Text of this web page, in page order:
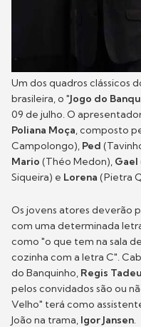
Um dos quadros clássicos
brasileira, o "Jogo do
09 de julho. O
Poliana Moça, composto
Campolongo), Ped
Mario (Théo Medon), Gael
Siqueira) e Lorena (Pietra
Os jovens atores deverão
com uma determinada
como "o que tem na sala
cozinha com a letra C".
do Banquinho, Regis Tadeu
pelos convidados são ou
Velho" terá como
João na trama, Igor Jansen.